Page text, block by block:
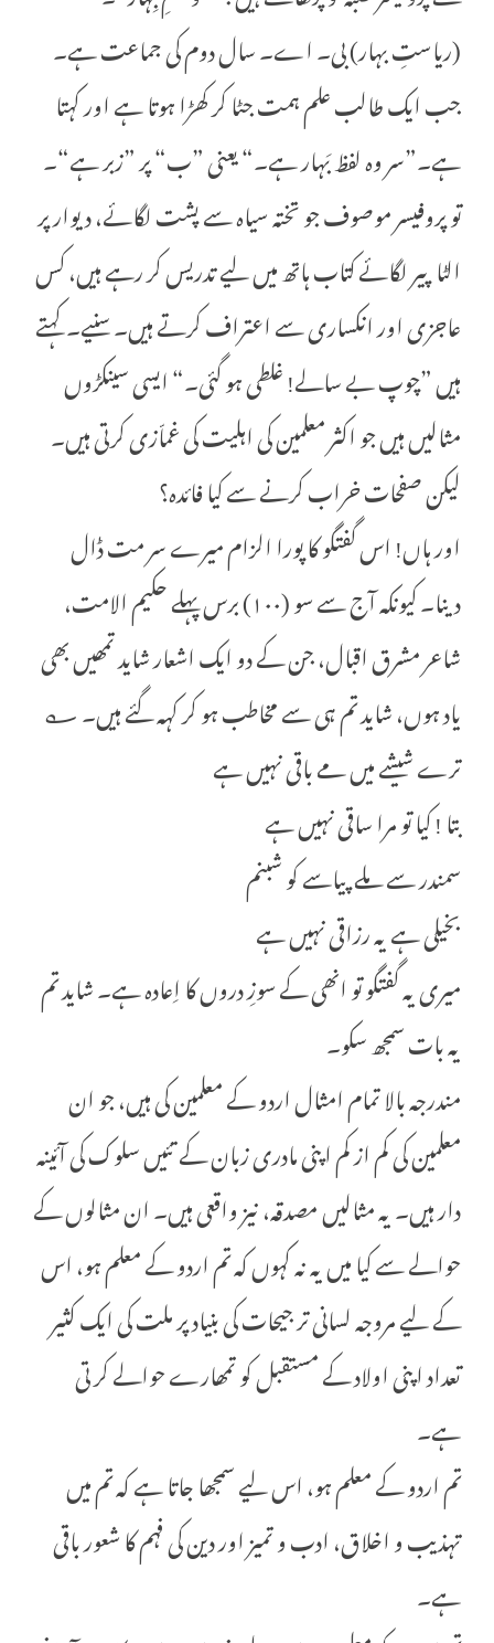
(ریاستِ بہار) بی۔ اے۔ سال دوم کی جماعت ہے۔
جب ایک طالب علم ہمت جٹا کر کھڑا ہوتا ہے اور کہتا
ہے۔”سر وہ لفظ بَہار ہے۔“ یعنی ”ب“ پر ”زبر ہے“۔
تو پروفیسر موصوف جو تختہ سیاہ سے پشت لگائے، دیوار پر
الٹا پیر لگائے کتاب ہاتھ میں لیے تدریس کر رہے ہیں، کس
عاجزی اور انکساری سے اعتراف کرتے ہیں۔ سنیے۔ کہتے
ہیں ”چوپ بے سالے! غلطی ہو گئی۔“ ایسی سینکڑوں
مثالیں ہیں جو اکثر معلمین کی اہلیت کی غماّزی کرتی ہیں۔
لیکن صفحات خراب کرنے سے کیا فائدہ؟
اور ہاں! اس گفتگو کا پورا الزام میرے سر مت ڈال
دینا۔ کیونکہ آج سے سو (١٠٠) برس پہلے حکیم الامت،
شاعر مشرق اقبال، جن کے دو ایک اشعار شاید تمھیں بھی
یاد ہوں، شاید تم ہی سے مخاطب ہو کر کہہ گئے ہیں۔ ؎
ترے شیشے میں مے باقی نہیں ہے
بتا ! کیا تو مرا ساقی نہیں ہے
سمندر سے ملے پیاسے کو شبنم
بخیلی ہے یہ رزاقی نہیں ہے
میری یہ گفتگو تو انھی کے سوزِ دروں کا اِعادہ ہے۔ شاید تم
یہ بات سمجھ سکو۔
مندرجہ بالا تمام امثال اردو کے معلمین کی ہیں، جو ان
معلمین کی کم از کم اپنی مادری زبان کے تئیں سلوک کی آئینہ
دار ہیں۔ یہ مثالیں مصدقہ، نیز واقعی ہیں۔ ان مثالوں کے
حوالے سے کیا میں یہ نہ کہوں کہ تم اردو کے معلم ہو، اس
کے لیے مروجہ لسانی تر جیحات کی بنیاد پر ملت کی ایک کثیر
تعداد اپنی اولاد کے مستقبل کو تمھارے حوالے کر تی
ہے۔
تم اردو کے معلم ہو، اس لیے سمجھا جاتا ہے کہ تم میں
تہذیب و اخلاق، ادب و تمیز اور دین کی فہم کا شعور باقی
ہے۔